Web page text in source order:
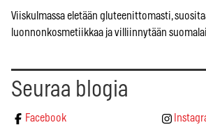
Viiskulmassa eletään gluteenittomasti,
luonnonkosmetiikkaa ja villiinnytään
Seuraa blogia
Facebook